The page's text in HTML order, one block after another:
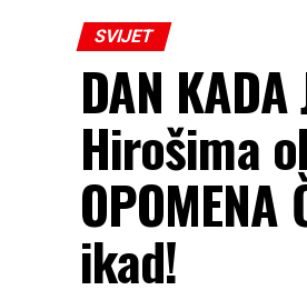
SVIJET
DAN KADA
Hirošima
ikad!